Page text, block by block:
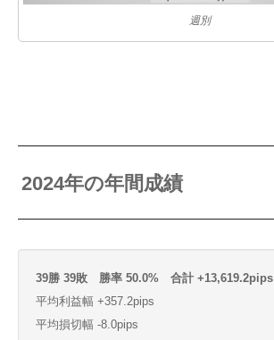
週別
2024年の年間成績
39勝 39敗 勝率 50.0% 合計 +13,619.2pips
平均利益幅 +357.2pips
平均損切幅 -8.0pips